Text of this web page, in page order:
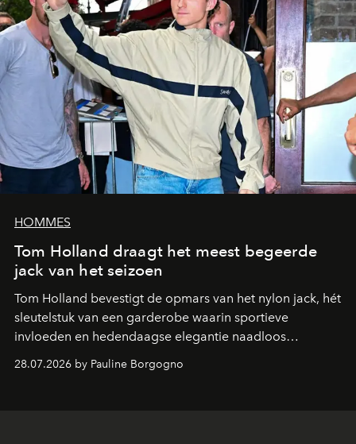
HOMMES
Tom Holland draagt het meest begeerde
jack van het seizoen
Tom Holland bevestigt de opmars van het nylon jack, hét
sleutelstuk van een garderobe waarin sportieve
invloeden en hedendaagse elegantie naadloos
28.07.2026 by Pauline Borgogno